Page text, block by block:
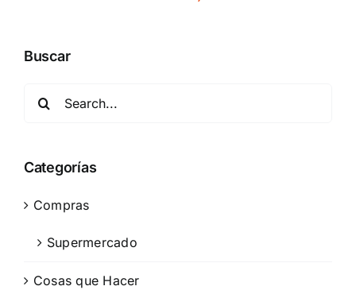
Buscar
Categorías
Compras
Supermercado
Cosas que Hacer